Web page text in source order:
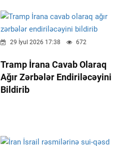
29 İyul 2026 17:38 672
Tramp İrana Cavab Olaraq
Ağır Zərbələr Endiriləcəyini
Bildirib